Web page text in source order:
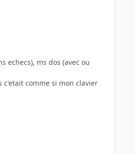
echecs), ms dos (avec ou
c'etait comme si mon clavier